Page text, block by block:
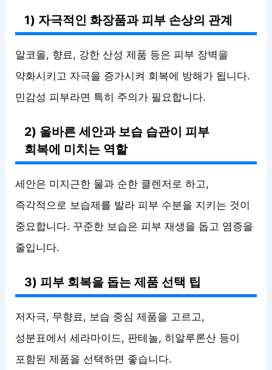
1) 자극적인 화장품과 피부 손상의 관계
알코올, 향료, 강한 산성 제품 등은 피부 장벽을
약화시키고 자극을 증가시켜 회복에 방해가 됩니다.
민감성 피부라면 특히 주의가 필요합니다.
2) 올바른 세안과 보습 습관이 피부
회복에 미치는 역할
세안은 미지근한 물과 순한 클렌저로 하고,
즉각적으로 보습제를 발라 피부 수분을 지키는 것이
중요합니다. 꾸준한 보습은 피부 재생을 돕고 염증을
줄입니다.
3) 피부 회복을 돕는 제품 선택 팁
저자극, 무향료, 보습 중심 제품을 고르고,
성분표에서 세라마이드, 판테놀, 히알루론산 등이
포함된 제품을 선택하면 좋습니다.